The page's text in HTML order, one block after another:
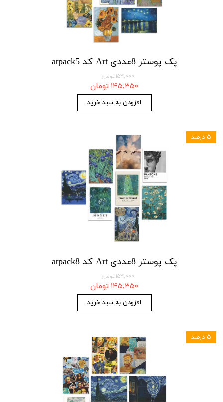
پک پوستر 8عددی Art کد atpack5
۱۵۳,۰۰۰ تومان
۱۴۵,۳۵۰ تومان
افزودن به سبد خرید
پک پوستر 8عددی Art کد atpack8
۱۵۳,۰۰۰ تومان
۱۴۵,۳۵۰ تومان
افزودن به سبد خرید
۵ درصد
۵ درصد